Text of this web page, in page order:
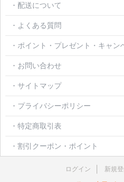
・配送について
・よくある質問
・ポイント・プレゼント・キャン
・お問い合わせ
・サイトマップ
・プライバシーポリシー
・特定商取引表
・割引クーポン・ポイント
ログイン 新規